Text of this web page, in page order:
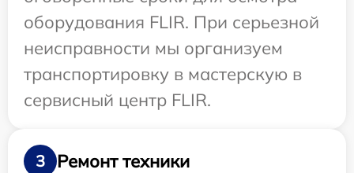
оборудования FLIR. При серьезной
неисправности мы организуем
транспортировку в мастерскую в
сервисный центр FLIR.
3
Ремонт техники